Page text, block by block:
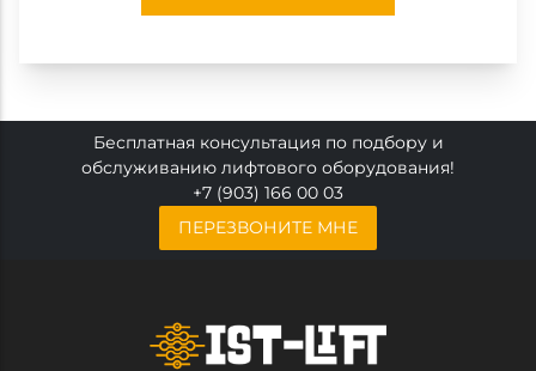
Бесплатная консультация по подбору и
обслуживанию лифтового оборудования!
+7 (903) 166 00 03
ПЕРЕЗВОНИТЕ МНЕ